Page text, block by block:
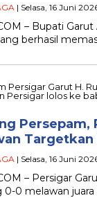
| Selasa, 16 Juni
– Bupati
berhasil
Persepam,
| Selasa, 16 Juni
– Persigar
0 melawan